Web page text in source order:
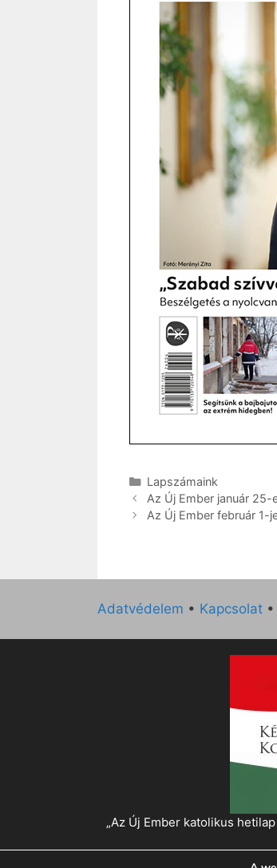
Kategória
Lapszámaink
Az Új Ember január 25-
Az Új Ember február 1-
Adatvédelem • Kapcsolat •
„Az Új Ember katolikus